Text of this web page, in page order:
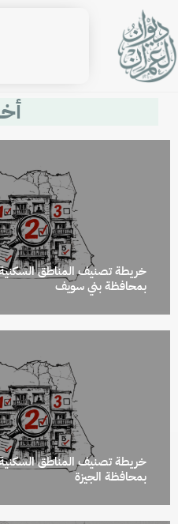
خريطة تصنيف المناطق
بمحافظة بني سويف
خريطة تصنيف المناطق
بمحافظة الجيزة